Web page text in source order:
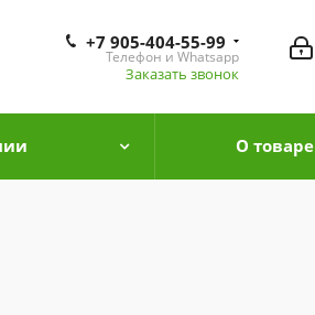
+7 905-404-55-99
Телефон и Whatsapp
Заказать звонок
О товаре